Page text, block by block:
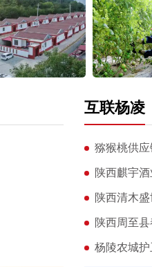
互联杨凌
陕西麒宇
陕西清木
陕西周至
杨陵农城